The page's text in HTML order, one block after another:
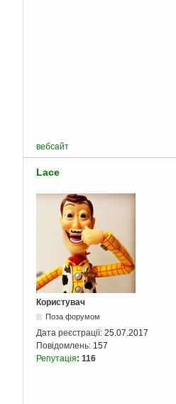
вебсайт
Lace
Користувач
Поза форумом
Дата реєстрації: 25.07.2017
Повідомлень: 157
Репутація: 116